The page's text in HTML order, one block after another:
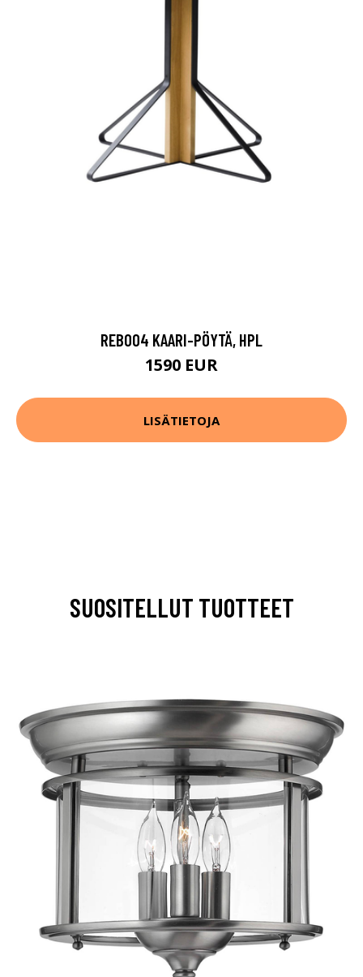
REB004 KAARI-PÖYTÄ, HPL
1590 EUR
LISÄTIETOJA
SUOSITELLUT TUOTTEET